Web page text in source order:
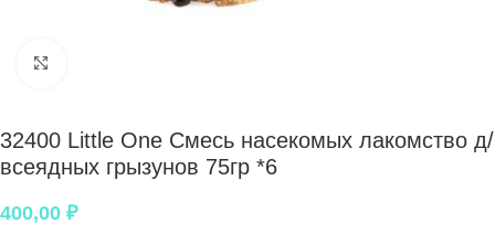
32400 Little One Смесь насекомых лакомство д/
всеядных грызунов 75гр *6
400,00 ₽